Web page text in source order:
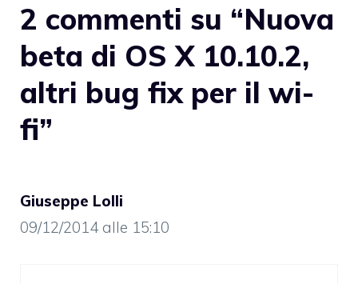
2 commenti su “Nuova
beta di OS X 10.10.2,
altri bug fix per il wi-
fi”
Giuseppe Lolli
09/12/2014 alle 15:10